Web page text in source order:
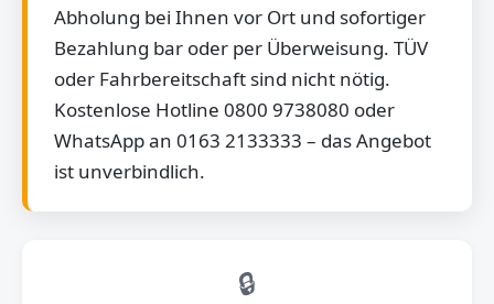
Abholung bei Ihnen vor Ort und sofortiger
Bezahlung bar oder per Überweisung. TÜV
oder Fahrbereitschaft sind nicht nötig.
Kostenlose Hotline 0800 9738080 oder
WhatsApp an 0163 2133333 – das Angebot
ist unverbindlich.
🔒